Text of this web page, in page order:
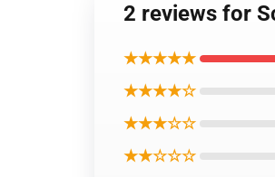
2 reviews for
★★★★★
★★★★☆
★★★☆☆
★★☆☆☆